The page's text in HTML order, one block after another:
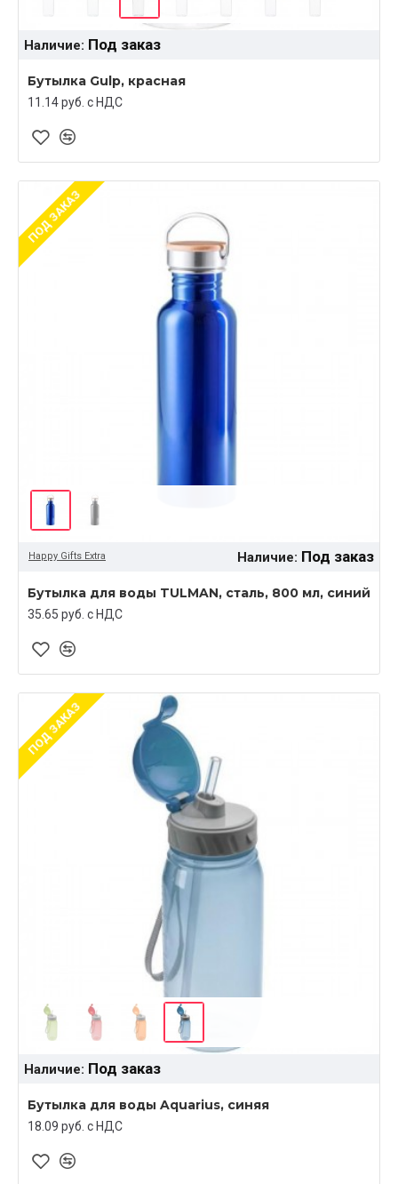
Наличие: Под заказ
Бутылка Gulp, красная
11.14 руб. c НДС
ПОД ЗАКАЗ
Happy Gifts Extra Наличие: Под заказ
Бутылка для воды TULMAN, сталь, 800 мл, синий
35.65 руб. c НДС
ПОД ЗАКАЗ
Наличие: Под заказ
Бутылка для воды Aquarius, синяя
18.09 руб. c НДС